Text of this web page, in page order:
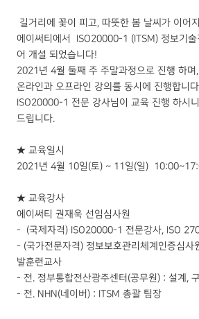
길거리에 꽃이 피고, 따뜻한 봄 날씨가 이어
에이써티에서 ISO20000-1 (ITSM) 정보기술
어 개설 되었습니다!
2021년 4월 둘째 주 주말과정으로 진행 하며
온라인과 오프라인 강의를 동시에 진행합니
ISO20000-1 전문 강사님이 교육 진행 하시
드립니다.
★ 교육일시
2021년 4월 10일(토) ~ 11일(일)
★ 교육강사
에이써티 권재욱 선임심사원
- (국제자격) ISO20000-1 전문강사, ISO
- (국가전문자격) 정보보호관리체계인증심사
발훈련교사
- 전. 정부통합전산광주센터(공무원) : 설계,
- 전. NHN(네이버) : ITSM 총괄 팀장